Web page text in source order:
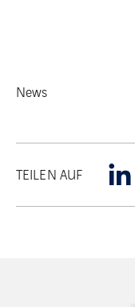
News
TEILEN AUF